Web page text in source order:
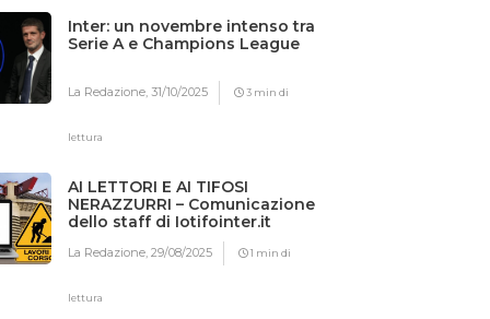
Inter: un novembre intenso tra
Serie A e Champions League
La Redazione,31/10/2025 3 min di
lettura
AI LETTORI E AI TIFOSI
NERAZZURRI – Comunicazione
dello staff di Iotifointer.it
La Redazione,29/08/2025 1 min di
lettura